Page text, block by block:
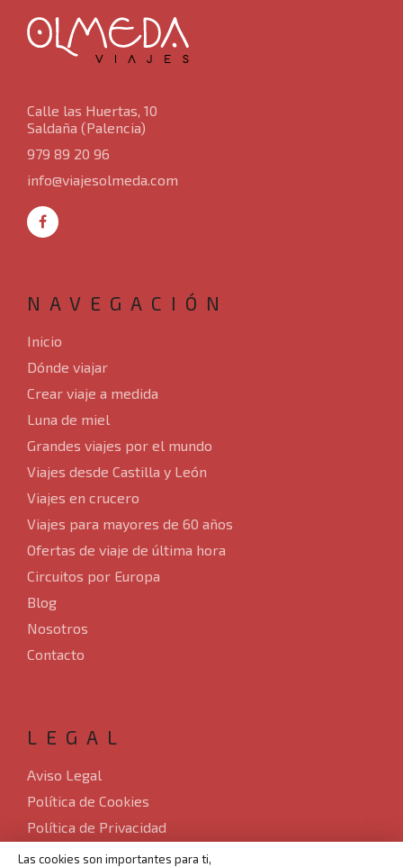
Calle las Huertas, 10
Saldaña (Palencia)
979 89 20 96
info@viajesolmeda.com
NAVEGACIÓN
Inicio
Dónde viajar
Crear viaje a medida
Luna de miel
Grandes viajes por el mundo
Viajes desde Castilla y León
Viajes en crucero
Viajes para mayores de 60 años
Ofertas de viaje de última hora
Circuitos por Europa
Blog
Nosotros
Contacto
LEGAL
Aviso Legal
Política de Cookies
Política de Privacidad
Sitemap
Las cookies son importantes para ti,